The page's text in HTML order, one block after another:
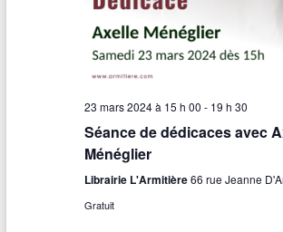
23 mars 2024 à 15 h 00 - 19 h 30
Séance de dédicaces avec
Ménéglier
Librairie L'Armitière66 rue Jeanne
Gratuit